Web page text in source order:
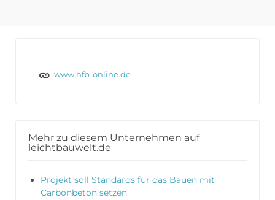
www.hfb-online.de
Mehr zu diesem Unternehmen auf
leichtbauwelt.de
Projekt soll Standards für das Bauen mit
Carbonbeton setzen